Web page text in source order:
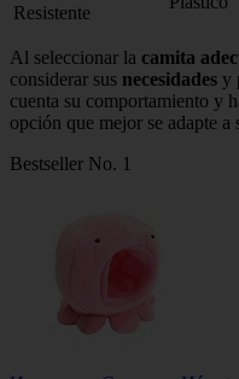
Resistente
Al seleccionar la camita
considerar sus necesidades y
cuenta su comportamiento y
opción que mejor se adapte a
Bestseller No. 1